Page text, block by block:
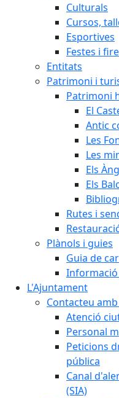
Culturals
Cursos,
Esportives
Festes i
Entitats
Patrimoni i
Patrimoni
El
Antic
Les
Les
Els
Els
Rutes i
Plànols i guies
Guia de
L'Ajuntament
Contacteu
Atenció
Personal
Peticions
pública
Canal
(SIA)